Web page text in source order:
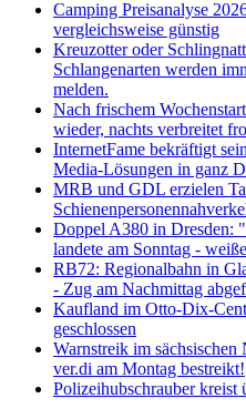
Camping Preisanalyse
vergleichsweise günstig
Kreuzotter oder
Schlangenarten werden
melden.
Nach frischem
wieder, nachts verbreitet
InternetFame bekräftigt
Media-Lösungen in ganz
MRB und GDL erzielen
Doppel A380 in Dresden:
landete am Sonntag -
RB72: Regionalbahn in
- Zug am Nachmittag
Kaufland im Otto-Dix-
geschlossen
Warnstreik im
ver.di am Montag bestreikt!
Polizeihubschrauber kreist